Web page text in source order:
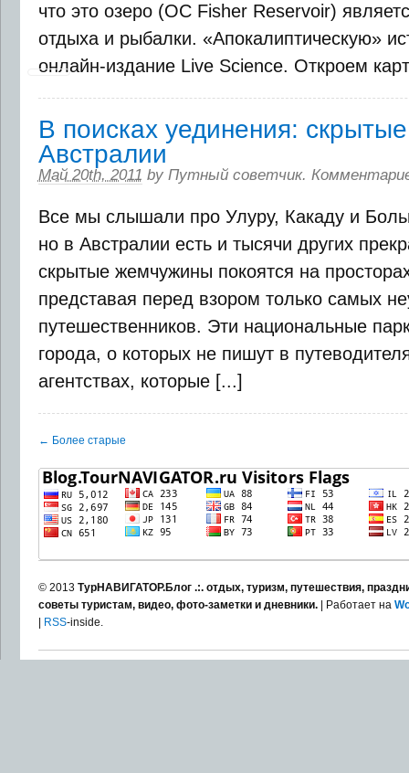
что это озеро (OC Fisher Reservoir)
отдыха и рыбалки. «Апокалиптическую»
онлайн-издание Live Science. Откроем
В поисках уединения:
Австралии
Май 20th, 2011 by Путный советчик.
Все мы слышали про Улуру, Какаду и
но в Австралии есть и тысячи других
скрытые жемчужины покоятся на
представая перед взором только самых
путешественников. Эти национальные
города, о которых не пишут в
агентствах, которые [...]
← Более старые
© 2013 ТурНАВИГАТОР.Блог .:. отдых, туризм, путешествия,
советы туристам, видео, фото-заметки и дневники.| Работает на
| RSS-inside.